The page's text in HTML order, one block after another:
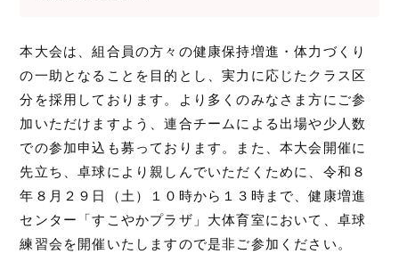
本大会は、組合員の方々の健康保持増進・体力づくり
の一助となることを目的とし、実力に応じたクラス区
分を採用しております。より多くのみなさま方にご参
加いただけますよう、連合チームによる出場や少人数
での参加申込も募っております。また、本大会開催に
先立ち、卓球により親しんでいただくために、令和８
年８月２９日（土）１０時から１３時まで、健康増進
センター「すこやかプラザ」大体育室において、卓球
練習会を開催いたしますので是非ご参加ください。